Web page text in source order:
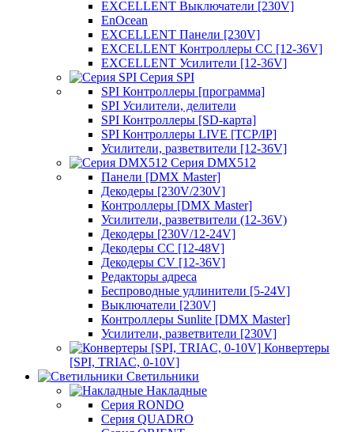
EXCELLENT Выключатели [230V]
EnOcean
EXCELLENT Панели [230V]
EXCELLENT Контроллеры CC [12-36V]
EXCELLENT Усилители [12-36V]
Серия SPI
SPI Контроллеры [программа]
SPI Усилители, делители
SPI Контроллеры [SD-карта]
SPI Контроллеры LIVE [TCP/IP]
Усилители, разветвители [12-36V]
Серия DMX512
Панели [DMX Master]
Декодеры [230V/230V]
Контроллеры [DMX Master]
Усилители, разветвители (12-36V)
Декодеры [230V/12-24V]
Декодеры CC [12-48V]
Декодеры CV [12-36V]
Редакторы адреса
Беспроводные удлинители [5-24V]
Выключатели [230V]
Контроллеры Sunlite [DMX Master]
Усилители, разветвители [230V]
Конвертеры
[SPI, TRIAC, 0-10V]
Светильники
Накладные
Серия RONDO
Серия QUADRO